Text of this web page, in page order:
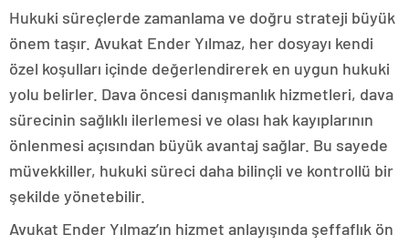
Hukuki süreçlerde zamanlama ve doğru strateji büyük
önem taşır. Avukat Ender Yılmaz, her dosyayı kendi
özel koşulları içinde değerlendirerek en uygun hukuki
yolu belirler. Dava öncesi danışmanlık hizmetleri, dava
sürecinin sağlıklı ilerlemesi ve olası hak kayıplarının
önlenmesi açısından büyük avantaj sağlar. Bu sayede
müvekkiller, hukuki süreci daha bilinçli ve kontrollü bir
şekilde yönetebilir.
Avukat Ender Yılmaz’ın hizmet anlayışında şeffaflık ön